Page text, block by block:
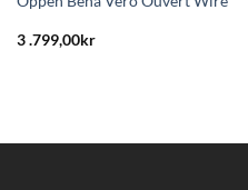
3 .799,00kr